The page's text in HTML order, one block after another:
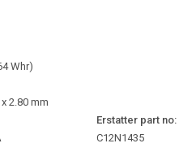
Whr)
2.80 mm
Erstatter part no:
C12N1435